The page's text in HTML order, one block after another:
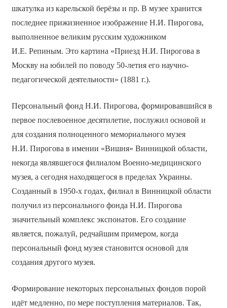
шкатулка из карельской берёзы и пр. В музее хранится
последнее прижизненное изображение Н.И. Пирогова,
выполненное великим русским художником
И.Е. Репиным. Это картина «Приезд Н.И. Пирогова в
Москву на юбилей по поводу 50-летия его научно-
педагогической деятельности» (1881 г.).
Персональный фонд Н.И. Пирогова, формировавшийся в
первое послевоенное десятилетие, послужил основой и
для создания полноценного мемориального музея
Н.И. Пирогова в имении «Вишня» Винницкой области,
некогда являвшегося филиалом Военно-медицинского
музея, а сегодня находящегося в пределах Украины.
Созданный в 1950-х годах, филиал в Винницкой области
получил из персонального фонда Н.И. Пирогова
значительный комплекс экспонатов. Его создание
является, пожалуй, редчайшим примером, когда
персональный фонд музея становится основой для
создания другого музея.
Формирование некоторых персональных фондов порой
идёт медленно, по мере поступления материалов. Так,